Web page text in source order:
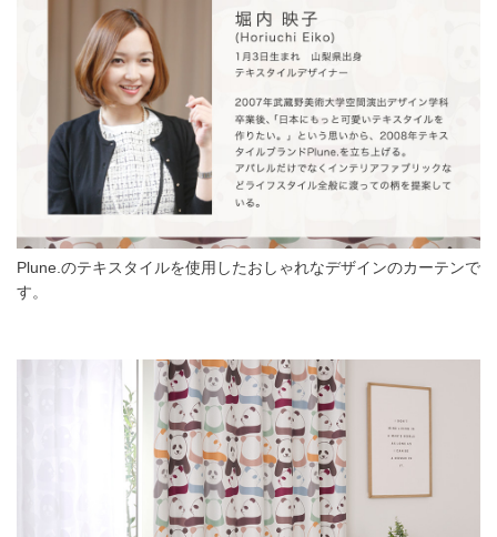
Plune.のテキスタイルを使用したおしゃれなデザインのカーテンで
す。